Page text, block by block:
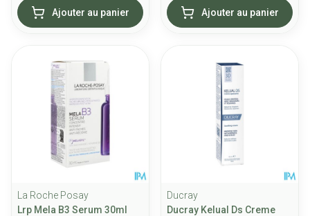
Ajouter au panier Ajouter au panier
La Roche Posay
Lrp Mela B3 Serum 30ml
Ducray
Ducray Kelual Ds Creme